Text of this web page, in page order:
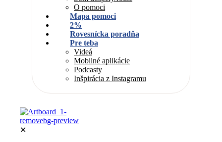
O pomoci
Mapa pomoci
2%
Rovesnícka poradňa
Pre teba
Videá
Mobilné aplikácie
Podcasty
Inšpirácia z Instagramu
✕